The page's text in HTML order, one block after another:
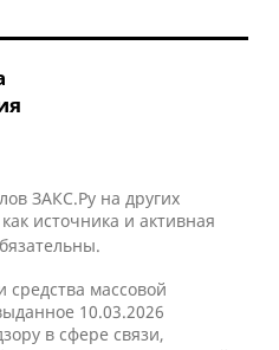
ЗАКС.Ру на других
источника и активная
средства массовой
10.03.2026
в сфере связи,